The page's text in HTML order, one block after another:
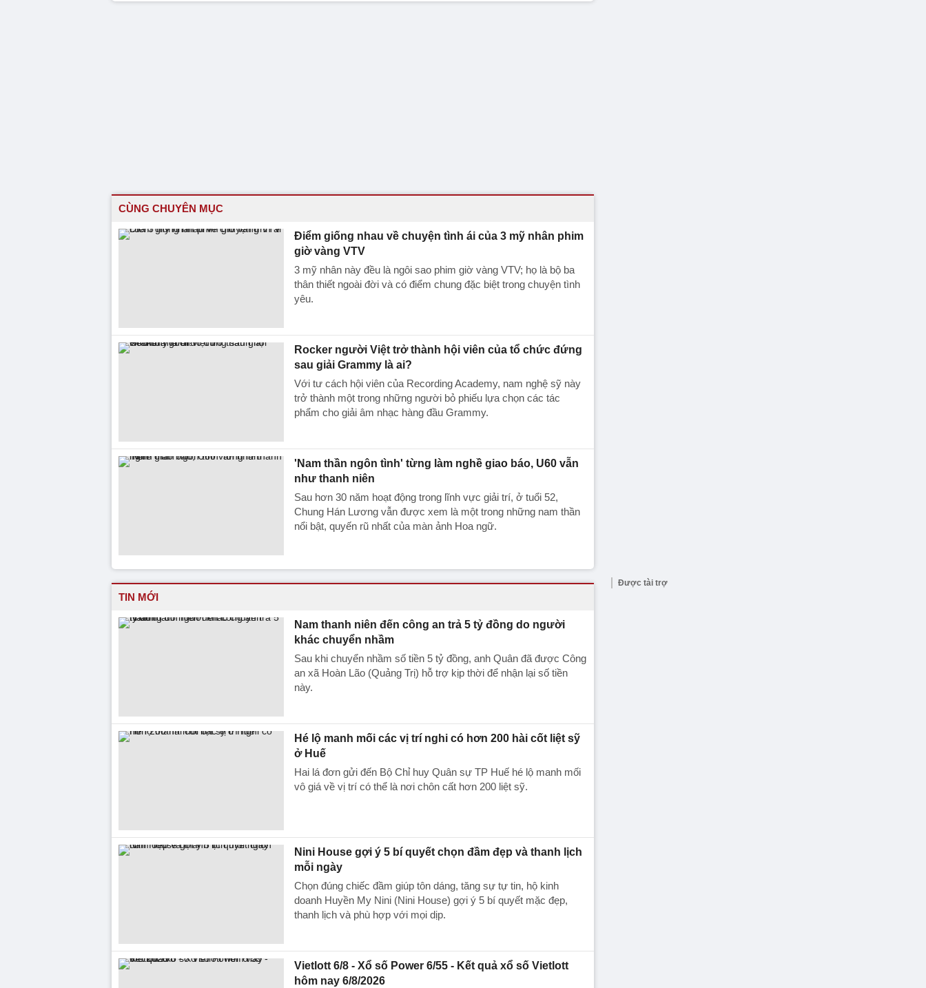
CÙNG CHUYÊN MỤC
Điểm giống nhau về chuyện tình ái của 3 mỹ nhân phim
giờ vàng VTV
3 mỹ nhân này đều là ngôi sao phim giờ vàng VTV; họ là bộ ba
thân thiết ngoài đời và có điểm chung đặc biệt trong chuyện tình
yêu.
Rocker người Việt trở thành hội viên của tổ chức đứng
sau giải Grammy là ai?
Với tư cách hội viên của Recording Academy, nam nghệ sỹ này
trở thành một trong những người bỏ phiếu lựa chọn các tác
phẩm cho giải âm nhạc hàng đầu Grammy.
'Nam thần ngôn tình' từng làm nghề giao báo, U60 vẫn
như thanh niên
Sau hơn 30 năm hoạt động trong lĩnh vực giải trí, ở tuổi 52,
Chung Hán Lương vẫn được xem là một trong những nam thần
nổi bật, quyến rũ nhất của màn ảnh Hoa ngữ.
TIN MỚI
Nam thanh niên đến công an trả 5 tỷ đồng do người
khác chuyển nhầm
Sau khi chuyển nhầm số tiền 5 tỷ đồng, anh Quân đã được Công
an xã Hoàn Lão (Quảng Trị) hỗ trợ kịp thời để nhận lại số tiền
này.
Hé lộ manh mối các vị trí nghi có hơn 200 hài cốt liệt sỹ
ở Huế
Hai lá đơn gửi đến Bộ Chỉ huy Quân sự TP Huế hé lộ manh mối
vô giá về vị trí có thể là nơi chôn cất hơn 200 liệt sỹ.
Nini House gợi ý 5 bí quyết chọn đầm đẹp và thanh lịch
mỗi ngày
Chọn đúng chiếc đầm giúp tôn dáng, tăng sự tự tin, hộ kinh
doanh Huyền My Nini (Nini House) gợi ý 5 bí quyết mặc đẹp,
thanh lịch và phù hợp với mọi dịp.
Vietlott 6/8 - Xổ số Power 6/55 - Kết quả xổ số Vietlott
hôm nay 6/8/2026
Được tài trợ